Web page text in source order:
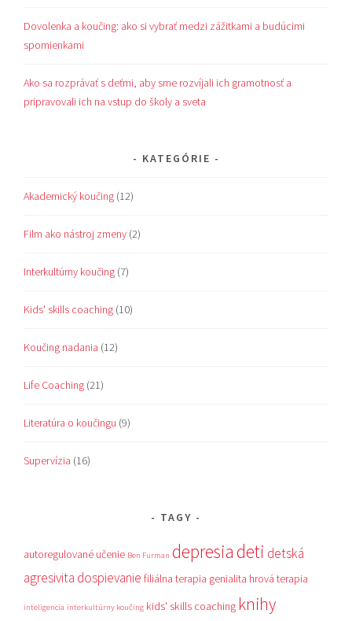
Dovolenka a koučing: ako si vybrať medzi zážitkami a budúcimi
spomienkami
Ako sa rozprávať s deťmi, aby sme rozvíjali ich gramotnosť a
pripravovali ich na vstup do školy a sveta
KATEGÓRIE
Akademický koučing (12)
Film ako nástroj zmeny (2)
Interkultúrny koučing (7)
Kids' skills coaching (10)
Koučing nadania (12)
Life Coaching (21)
Literatúra o koučingu (9)
Supervízia (16)
TAGY
autoregulované učenie Ben Furman depresiadeti detská
agresivita dospievanie filiálna terapia genialita hrová terapia
inteligencia interkultúrny koučing kids' skills coaching knihy